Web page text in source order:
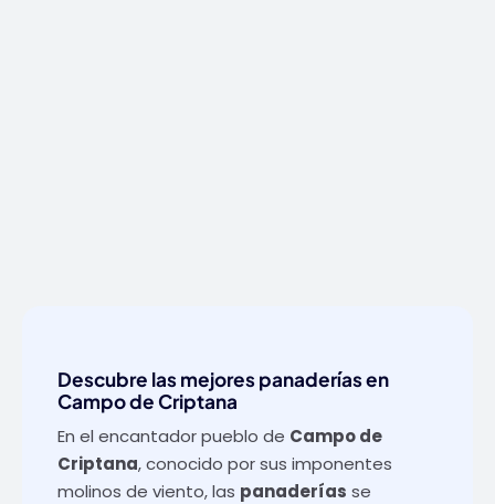
Descubre las mejores panaderías en
Campo de Criptana
En el encantador pueblo de Campo de
Criptana, conocido por sus imponentes
molinos de viento, las panaderías se